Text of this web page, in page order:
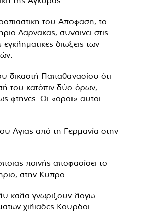
του Απόφασή, το
Λάρνακας, συναίνει στις
διώξεις των
δικαστή Παπαθανασίου ότι
του κατόπιν δύο όρων,
φτηνές. Οι «όροι» αυτοί
Αγιας από τη Γερμανία στην
ποινής αποφασίσει το
στην Κύπρο
καλά γνωρίζουν λόγω
χιλιάδες Κούρδοι